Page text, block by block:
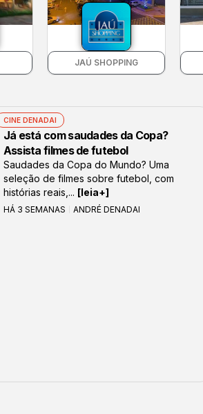
JAÚ SHOPPING
CINE DENADAI
Já está com saudades da Copa?
Assista filmes de futebol
Saudades da Copa do Mundo? Uma
seleção de filmes sobre futebol, com
histórias reais,... [leia+]
HÁ 3 SEMANAS ANDRÉ DENADAI